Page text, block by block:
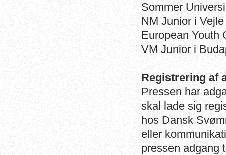
Sommer
NM Junior i Vejle
European Youth
VM Junior i
Registrering af
Pressen har
skal lade sig
hos Dansk
eller
pressen adgang